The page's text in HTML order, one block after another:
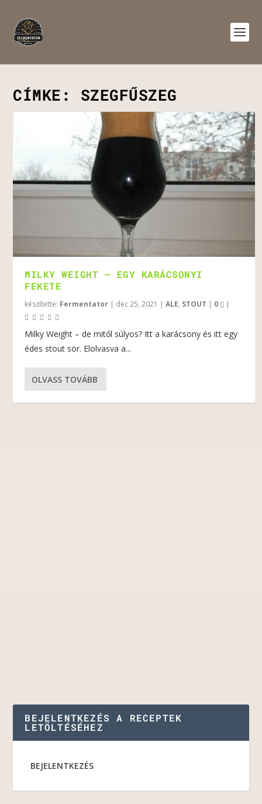
CÍMKE: SZEGFŰSZEG
MILKY WEIGHT – EGY KARÁCSONYI
FEKETE
készítette: Fermentator | dec 25, 2021 |ALE, STOUT | 0 |
Milky Weight – de mitől súlyos? Itt a karácsony és itt egy
édes stout sör. Elolvasva a...
OLVASS TOVÁBB
BEJELENTKEZÉS A RECEPTEK
LETÖLTÉSÉHEZ
BEJELENTKEZÉS